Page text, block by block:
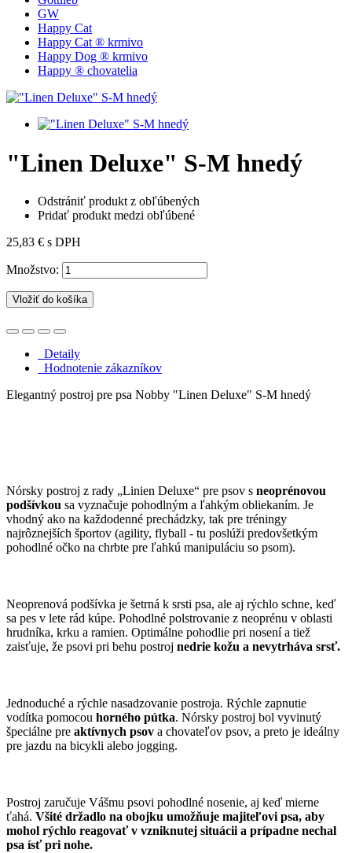
GW
Happy Cat
Happy Cat ® krmivo
Happy Dog ® krmivo
Happy ® chovatelia
"Linen Deluxe" S-M hnedý
Odstrániť produkt z obľúbených
Pridať produkt medzi obľúbené
25,83 € s DPH
Množstvo:
Vložiť do košíka
Detaily
Hodnotenie zákazníkov
Elegantný postroj pre psa Nobby "Linen Deluxe" S-M hnedý
Nórsky postroj z rady „Linien Deluxe“ pre psov s neoprénovou
podšívkou sa vyznačuje pohodlným a ľahkým obliekaním. Je
vhodný ako na každodenné prechádzky, tak pre tréningy
najrôznejších športov (agility, flyball - tu poslúži predovšetkým
pohodlné očko na chrbte pre ľahkú manipuláciu so psom).
Neoprenová podšívka je šetrná k srsti psa, ale aj rýchlo schne, keď
sa pes v lete rád kúpe. Pohodlné polstrovanie z neoprénu v oblasti
hrudníka, krku a ramien. Optimálne pohodlie pri nosení a tiež
zaisťuje, že psovi pri behu postroj nedrie kožu a nevytrháva srsť.
Jednoduché a rýchle nasadzovanie postroja. Rýchle zapnutie
vodítka pomocou horného pútka. Nórsky postroj bol vyvinutý
špeciálne pre aktívnych psov a chovateľov psov, a preto je ideálny
pre jazdu na bicykli alebo jogging.
Postroj zaručuje Vášmu psovi pohodlné nosenie, aj keď mierne
ťahá. Všité držadlo na obojku umožňuje majiteľovi psa, aby
mohol rýchlo reagovať v vzniknutej situácii a prípadne nechal
psa ísť pri nohe.